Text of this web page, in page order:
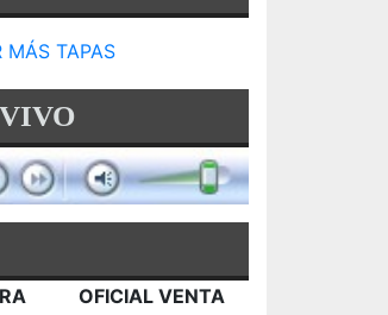
MÁS TAPAS
OFICIAL VENTA